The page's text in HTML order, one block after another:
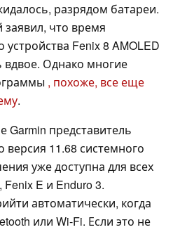
разрядом батареи.
что время
Fenix 8 AMOLED
вдвое. Однако многие
, похоже, все еще
.
представитель
11.68 системного
уже доступна для всех
, Fenix E и Enduro 3.
автоматически, когда
или Wi-Fi. Если это не